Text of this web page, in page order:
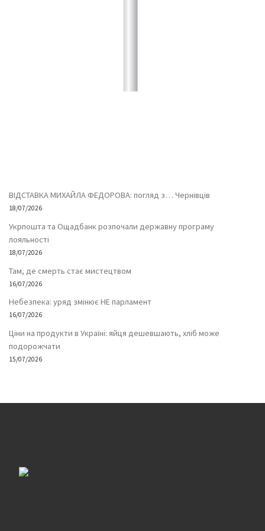
ВІДСТАВКА МИХАЙЛА ФЕДОРОВА: погляд з… Чернівців
18/07/2026
Укрпошта та Ощадбанк розпочали державну програму
лояльності
18/07/2026
Там, де смерть стає мистецтвом
16/07/2026
Небезпека: уряд змінює НЕ парламент
16/07/2026
Ціни на продукти в Україні: яйця дешевшають, хліб може
подорожчати
15/07/2026